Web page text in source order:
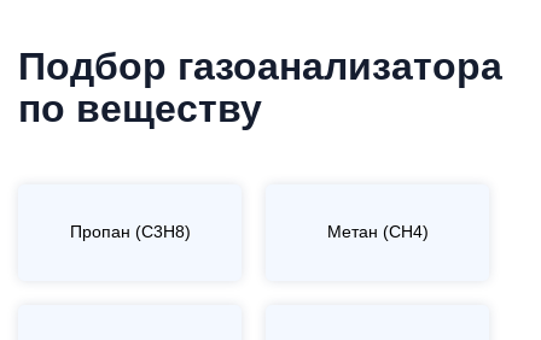
Подбор газоанализатора
по веществу
Пропан (C3H8) Метан (CH4)